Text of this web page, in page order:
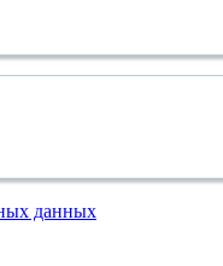
данных